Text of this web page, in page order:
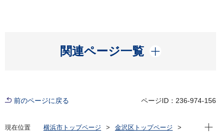
関連ページ一覧
開く
前のページに戻る ページID：236-974-156
現在位置 横浜市トップページ
金沢区トップページ
現在